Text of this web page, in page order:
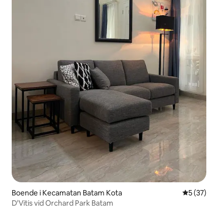
Boende i Kecamatan Batam Kota 5 av 5 i
5 (37)
D'Vitis vid Orchard Park Batam